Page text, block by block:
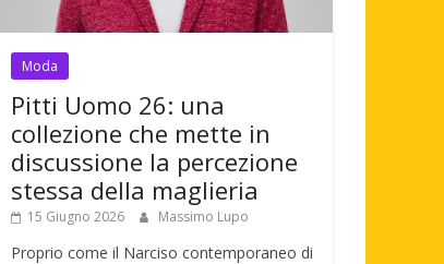
Moda
Pitti Uomo 26: una
collezione che mette in
discussione la percezione
stessa della maglieria
15 Giugno 2026 Massimo Lupo
Proprio come il Narciso contemporaneo di